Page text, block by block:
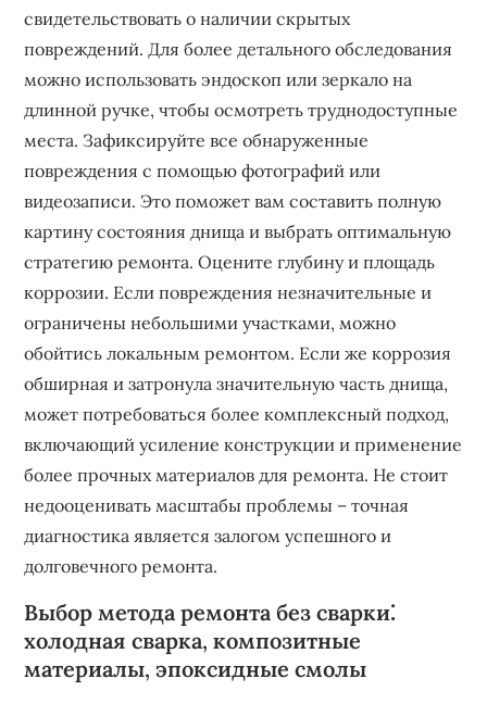
свидетельствовать о наличии скрытых
повреждений. Для более детального обследования
можно использовать эндоскоп или зеркало на
длинной ручке, чтобы осмотреть труднодоступные
места. Зафиксируйте все обнаруженные
повреждения с помощью фотографий или
видеозаписи. Это поможет вам составить полную
картину состояния днища и выбрать оптимальную
стратегию ремонта. Оцените глубину и площадь
коррозии. Если повреждения незначительные и
ограничены небольшими участками, можно
обойтись локальным ремонтом. Если же коррозия
обширная и затронула значительную часть днища,
может потребоваться более комплексный подход,
включающий усиление конструкции и применение
более прочных материалов для ремонта. Не стоит
недооценивать масштабы проблемы – точная
диагностика является залогом успешного и
долговечного ремонта.
Выбор метода ремонта без сварки⁚
холодная сварка, композитные
материалы, эпоксидные смолы